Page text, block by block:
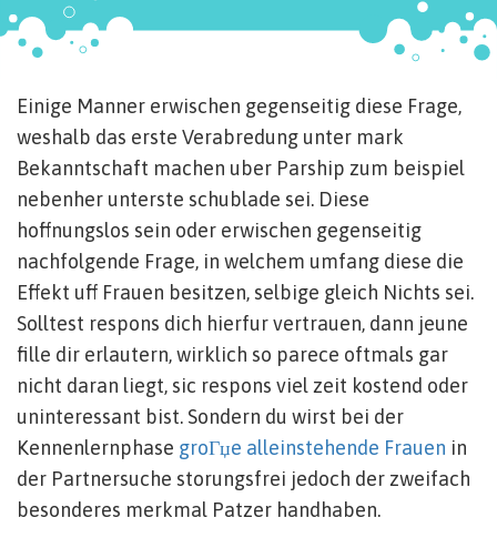
Einige Manner erwischen gegenseitig diese Frage,
weshalb das erste Verabredung unter mark
Bekanntschaft machen uber Parship zum beispiel
nebenher unterste schublade sei. Diese
hoffnungslos sein oder erwischen gegenseitig
nachfolgende Frage, in welchem umfang diese die
Effekt uff Frauen besitzen, selbige gleich Nichts sei.
Solltest respons dich hierfur vertrauen, dann jeune
fille dir erlautern, wirklich so parece oftmals gar
nicht daran liegt, sic respons viel zeit kostend oder
uninteressant bist. Sondern du wirst bei der
Kennenlernphase groГџe alleinstehende Frauen in
der Partnersuche storungsfrei jedoch der zweifach
besonderes merkmal Patzer handhaben.